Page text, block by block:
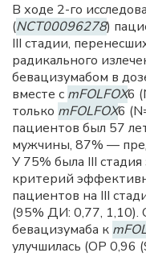
В ходе 2-го
(NCT00096278)
III стадии,
радикального
бевацизумабом в
вместе с mFOLFOX6
только mFOLFOX6
пациентов был 57
мужчины, 87% —
У 75% была III
критерий
пациентов на III
(95% ДИ: 0,77, 1,10).
бевацизумаба к
улучшилась (ОР 0,96